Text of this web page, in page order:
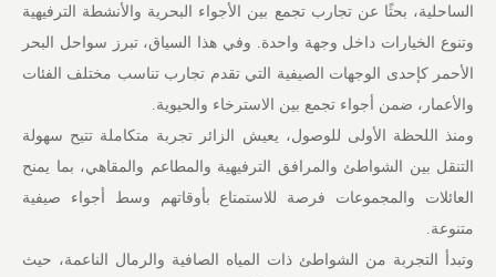
الساحلية، بحثًا عن تجارب تجمع بين الأجواء البحرية والأنشطة الترفيهية
وتنوع الخيارات داخل وجهة واحدة. وفي هذا السياق، تبرز سواحل البحر
الأحمر كإحدى الوجهات الصيفية التي تقدم تجارب تناسب مختلف الفئات
والأعمار، ضمن أجواء تجمع بين الاسترخاء والحيوية.
ومنذ اللحظة الأولى للوصول، يعيش الزائر تجربة متكاملة تتيح سهولة
التنقل بين الشواطئ والمرافق الترفيهية والمطاعم والمقاهي، بما يمنح
العائلات والمجموعات فرصة للاستمتاع بأوقاتهم وسط أجواء صيفية
متنوعة.
وتبدأ التجربة من الشواطئ ذات المياه الصافية والرمال الناعمة، حيث